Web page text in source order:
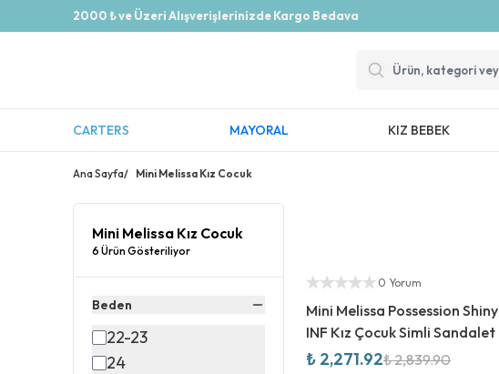
2000 ₺ ve Üzeri Alışverişlerinizde Kargo Bedava
CARTERS MAYORAL KIZ BEBEK
Ana Sayfa/ Mini Melissa Kız Cocuk
Mini Melissa Kız Cocuk
6 Ürün Gösteriliyor
Beden
22-23
24
Yetkili Satıcı
0 Yorum
Mini Melissa Possession Shiny
INF Kız Çocuk Simli Sandalet
₺ 2,271.92₺ 2,839.90